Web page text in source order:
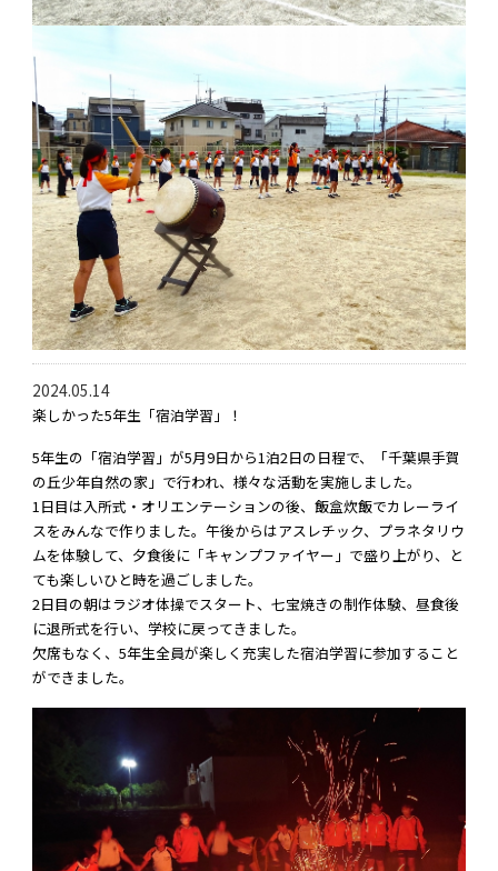
2024.05.14
楽しかった5年生「宿泊学習」！
5年生の「宿泊学習」が5月9日から1泊2日の日程で、「千葉県手賀
の丘少年自然の家」で行われ、様々な活動を実施しました。
1日目は入所式・オリエンテーションの後、飯盒炊飯でカレーライ
スをみんなで作りました。午後からはアスレチック、プラネタリウ
ムを体験して、夕食後に「キャンプファイヤー」で盛り上がり、と
ても楽しいひと時を過ごしました。
2日目の朝はラジオ体操でスタート、七宝焼きの制作体験、昼食後
に退所式を行い、学校に戻ってきました。
欠席もなく、5年生全員が楽しく充実した宿泊学習に参加すること
ができました。